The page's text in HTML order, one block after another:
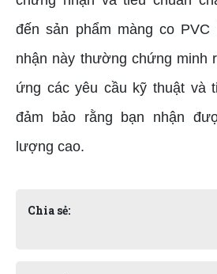
đến sản phẩm màng co PVC
nhận này thường chứng minh
ứng các yêu cầu kỹ thuật và
đảm bảo rằng bạn nhận
lượng cao.
Chia sẻ: